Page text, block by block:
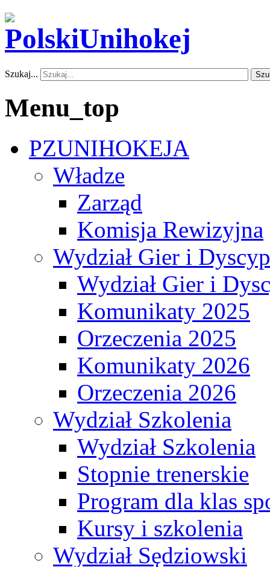
Szukaj...
Menu_top
PZUNIHOKEJA
Władze
Zarząd
Komisja Rewizyjna
Wydział Gier i
Wydział Gier i
Komunikaty 2025
Orzeczenia 2025
Komunikaty 2026
Orzeczenia 2026
Wydział Szkolenia
Wydział Szkolenia
Stopnie trenerskie
Program dla klas
Kursy i szkolenia
Wydział Sędziowski